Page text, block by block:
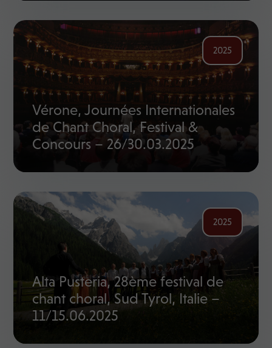
2025
Vérone, Journées Internationales
de Chant Choral, Festival &
Concours – 26/30.03.2025
2025
Alta Pusteria, 28ème festival de
chant choral, Sud Tyrol, Italie –
11/15.06.2025